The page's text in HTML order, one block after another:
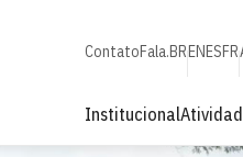
ContatoFala.BRENESFR
Institucional